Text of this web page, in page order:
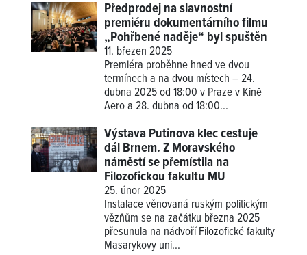
Předprodej na slavnostní
premiéru dokumentárního filmu
„Pohřbené naděje“ byl spuštěn
11. březen 2025
Premiéra proběhne hned ve dvou
termínech a na dvou místech – 24.
dubna 2025 od 18:00 v Praze v Kině
Aero a 28. dubna od 18:00...
Výstava Putinova klec cestuje
dál Brnem. Z Moravského
náměstí se přemístila na
Filozofickou fakultu MU
25. únor 2025
Instalace věnovaná ruským politickým
vězňům se na začátku března 2025
přesunula na nádvoří Filozofické fakulty
Masarykovy uni...